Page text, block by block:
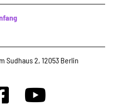
Sudhaus 2, 12053 Berlin